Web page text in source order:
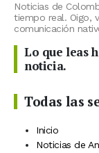
Noticias de
tiempo real. Oigo,
comunicación
Lo que leas
noticia.
Todas las
Inicio
Noticias de